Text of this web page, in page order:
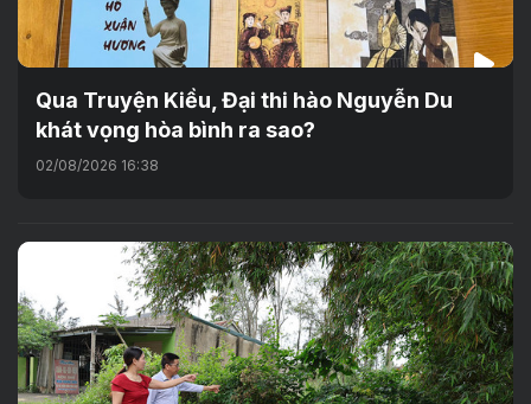
Qua Truyện Kiều, Đại thi hào Nguyễn Du
khát vọng hòa bình ra sao?
02/08/2026 16:38